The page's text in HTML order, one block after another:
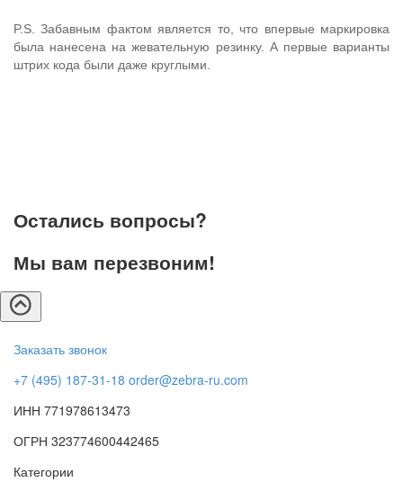
P.S. Забавным фактом является то, что впервые маркировка
была нанесена на жевательную резинку. А первые варианты
штрих кода были даже круглыми.
Остались вопросы?
Мы вам перезвоним!
Заказать звонок
+7 (495) 187-31-18 order@zebra-ru.com
ИНН 771978613473
ОГРН 323774600442465
Категории